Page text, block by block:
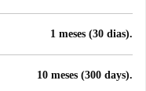
1 meses (30 dias).
10 meses (300 days).